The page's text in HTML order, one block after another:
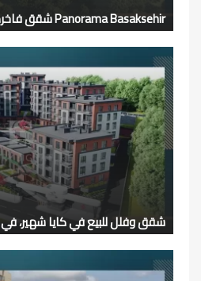
Panorama Basaksehir شقق فاخرة للبيع في باشاك شهير
شقق وفلل للبيع في كايا شهير،